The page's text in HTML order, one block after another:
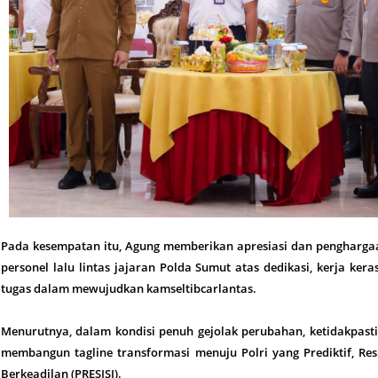
Pada kesempatan itu, Agung memberikan apresiasi dan
personel lalu lintas jajaran Polda Sumut atas dedikasi, kerja
tugas dalam mewujudkan kamseltibcarlantas.
Menurutnya, dalam kondisi penuh gejolak perubahan,
membangun tagline transformasi menuju Polri yang Prediktif,
Berkeadilan (PRESISI).